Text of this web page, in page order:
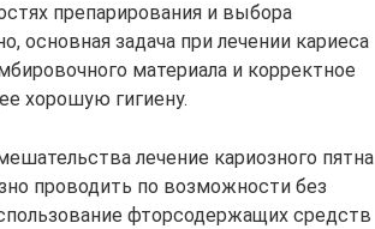
препарирования и выбора
основная задача при лечении кариеса
материала и корректное
хорошую гигиену.
лечение кариозного пятна
проводить по возможности без
фторсодержащих средств